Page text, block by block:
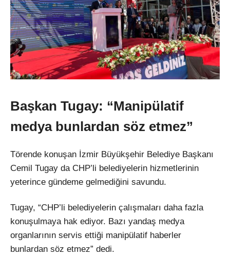
Başkan Tugay: “Manipülatif
medya bunlardan söz etmez”
Törende konuşan İzmir Büyükşehir Belediye Başkanı
Cemil Tugay da CHP’li belediyelerin hizmetlerinin
yeterince gündeme gelmediğini savundu.
Tugay, “CHP’li belediyelerin çalışmaları daha fazla
konuşulmaya hak ediyor. Bazı yandaş medya
organlarının servis ettiği manipülatif haberler
bunlardan söz etmez” dedi.